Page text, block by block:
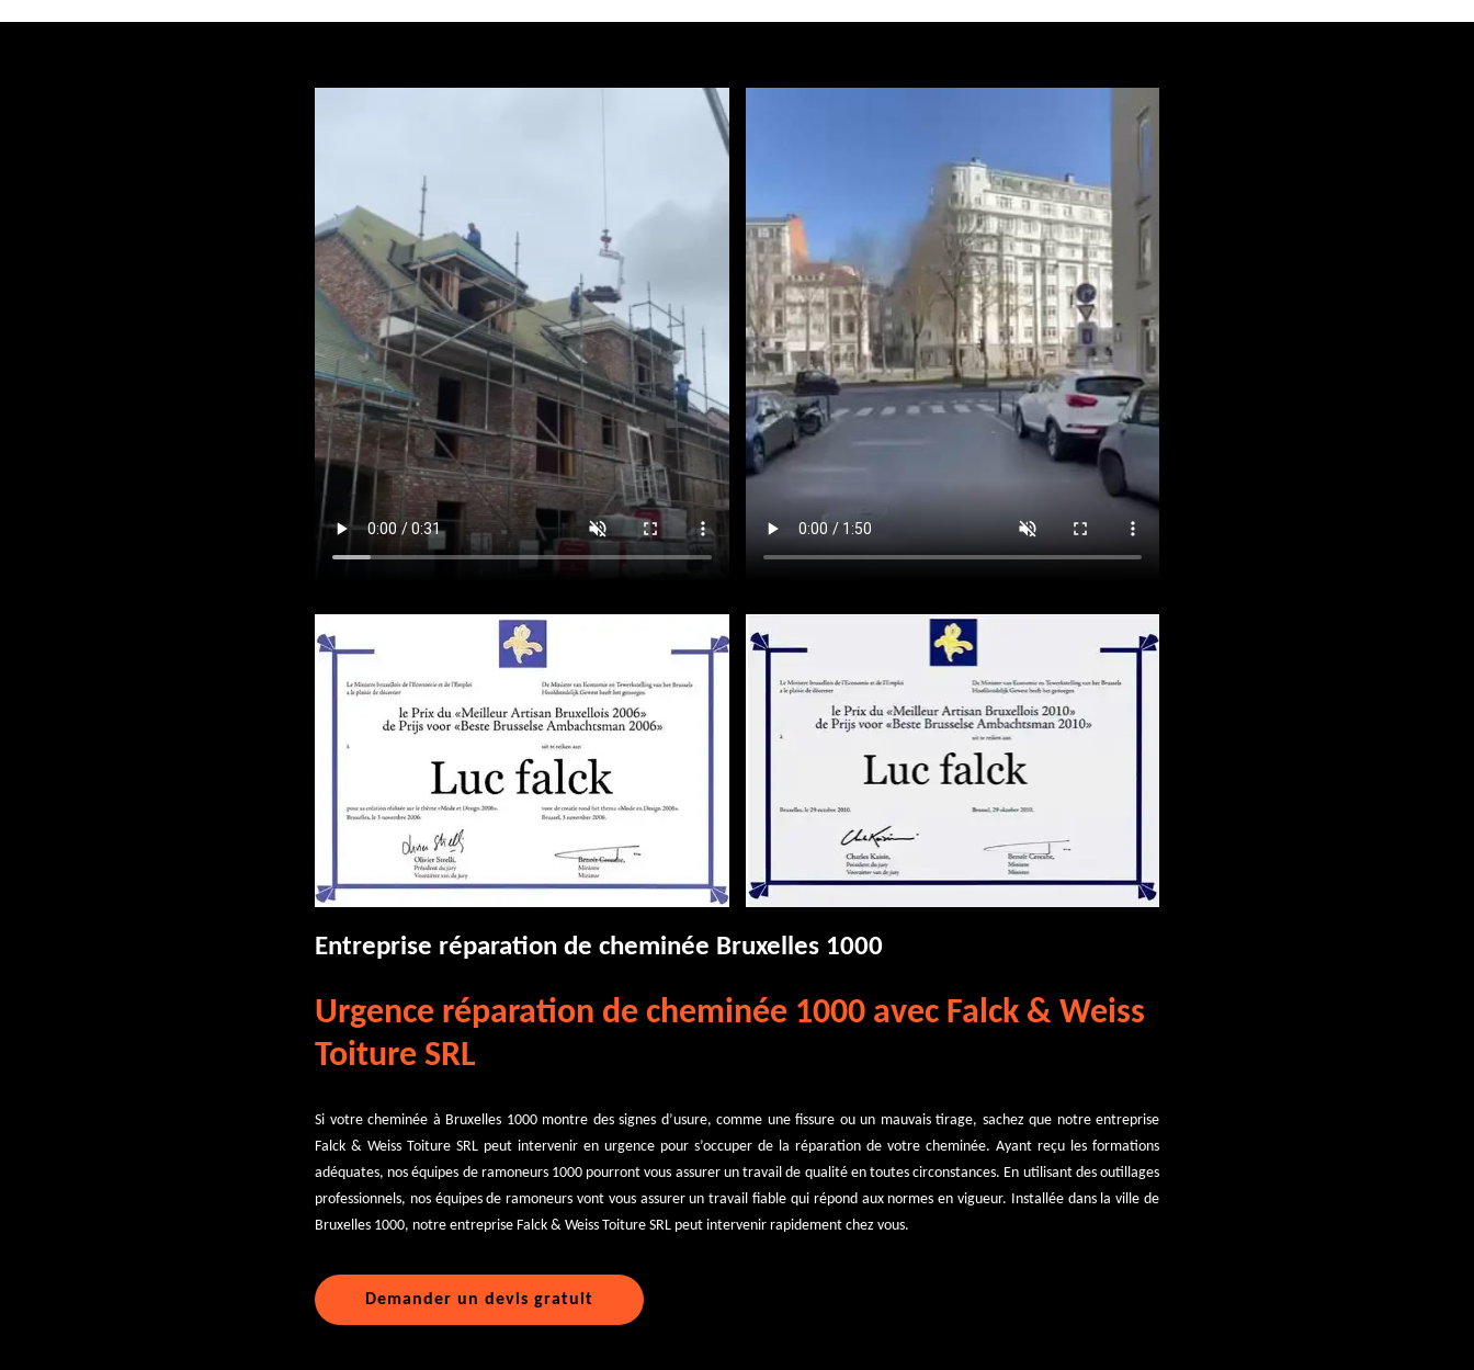
Entreprise réparation de cheminée Bruxelles 1000
Urgence réparation de cheminée 1000 avec Falck & Weiss
Toiture SRL
Si votre cheminée à Bruxelles 1000 montre des signes d’usure, comme une fissure ou un mauvais tirage, sachez que notre entreprise
Falck & Weiss Toiture SRL peut intervenir en urgence pour s’occuper de la réparation de votre cheminée. Ayant reçu les formations
adéquates, nos équipes de ramoneurs 1000 pourront vous assurer un travail de qualité en toutes circonstances. En utilisant des outillages
professionnels, nos équipes de ramoneurs vont vous assurer un travail fiable qui répond aux normes en vigueur. Installée dans la ville de
Bruxelles 1000, notre entreprise Falck & Weiss Toiture SRL peut intervenir rapidement chez vous.
Demander un devis gratuit